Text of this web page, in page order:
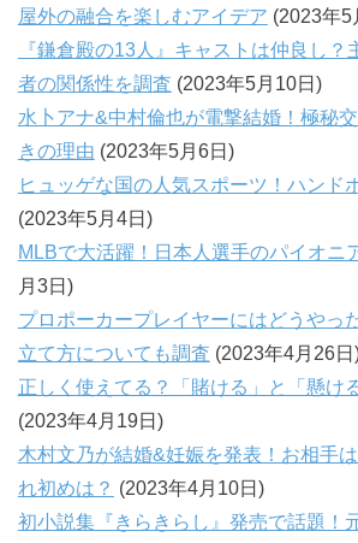
屋外の融合を楽しむアイデア (2023年5
『鎌倉殿の13人』キャストは仲良し？
者の関係性を調査 (2023年5月10日)
水卜アナ&中村倫也が電撃結婚！極秘
きの理由 (2023年5月6日)
ヒュッゲな国の人気スポーツ！ハンド
(2023年5月4日)
MLBで大活躍！日本人選手のパイオニ
月3日)
プロポーカープレイヤーにはどうやっ
立て方についても調査 (2023年4月26日
正しく使えてる？「賭ける」と「懸け
(2023年4月19日)
木村文乃が結婚&妊娠を発表！お相手
れ初めは？ (2023年4月10日)
初小説集『きらきらし』発売で話題！